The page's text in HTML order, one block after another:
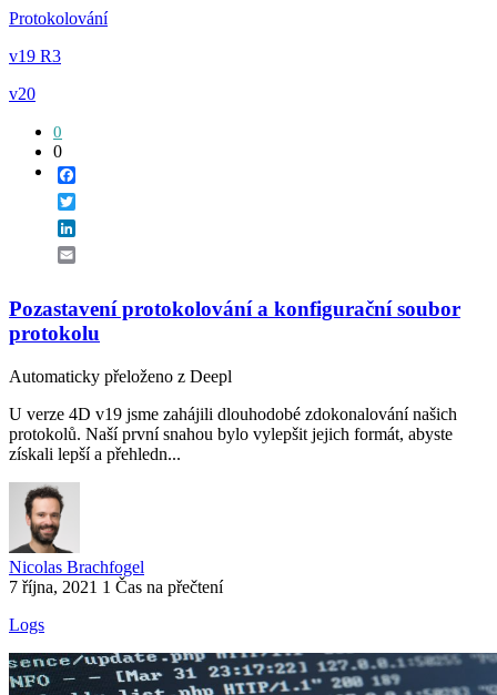
Protokolování
v19 R3
v20
0
0
Pozastavení protokolování a konfigurační soubor
protokolu
Automaticky přeloženo z Deepl
U verze 4D v19 jsme zahájili dlouhodobé zdokonalování našich
protokolů. Naší první snahou bylo vylepšit jejich formát, abyste
získali lepší a přehledn...
Nicolas Brachfogel
7 října, 2021 1 Čas na přečtení
Logs